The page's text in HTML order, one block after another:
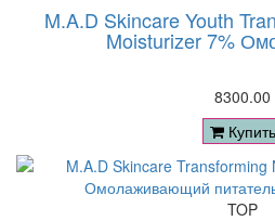
M.A.D Skincare Youth
Moisturizer 7%
8300.00
Купить
TOP